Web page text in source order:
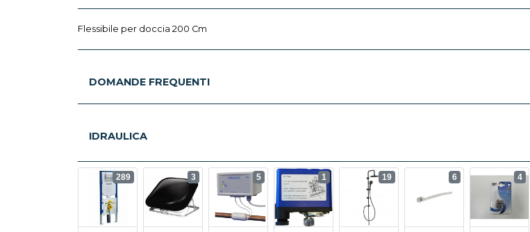
Flessibile per doccia 200 Cm
DOMANDE FREQUENTI
IDRAULICA
289 3 5 1 19 6 4